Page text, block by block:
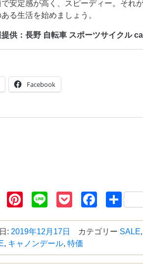
安定感が高く、スピーディー。それ
る生活を始めましょう。
提供：長野 自転車 スポーツサイクル
Facebook
TwitterPinterest
Line Pocket 共
: 2019年12月17日 カテゴリー SALE,
, キャノンデール, 特価